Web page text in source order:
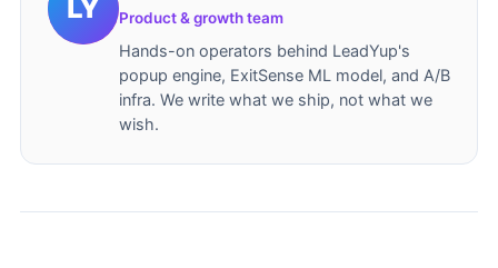
Product & growth team
Hands-on operators behind LeadYup's
popup engine, ExitSense ML model, and A/B
infra. We write what we ship, not what we
wish.